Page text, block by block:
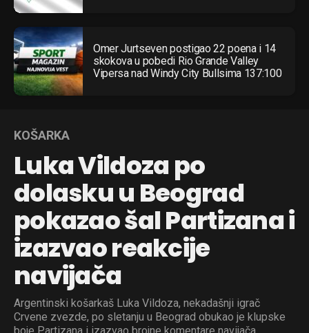
Omer Jurtseven postigao 22 poena i 14
skokova u pobedi Rio Grande Valley
Vipersa nad Windy City Bullsima 137:100
KOŠARKA
Luka Vildoza po
dolasku u Beograd
pokazao šal Partizana i
izazvao reakcije
navijača
Argentinski košarkaš Luka Vildoza, nekadašnji igrač
Crvene zvezde, po sletanju u Beograd obukao je klupske